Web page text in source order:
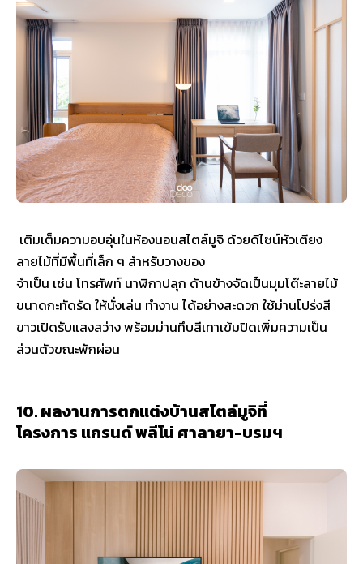
เติมเต็มความอบอุ่นในห้องนอนสไตล์มูจิ ด้วยดีไซน์หัวเตียง
ลายไม้ที่มีพื้นที่เล็ก ๆ สำหรับวางของ
จำเป็น เช่น โทรศัพท์ นาฬิกาปลุก ด้านข้างจัดเป็นมุมโต๊ะลายไม้
ขนาดกะทัดรัด ให้นั่งเล่น ทำงาน ได้อย่างสะดวก ใช้ม่านโปร่งสี
ขาวเปิดรับแสงสว่าง พร้อมม่านทึบสีเทาเข้มปิดเพิ่มความเป็น
ส่วนตัวขณะพักผ่อน
10. ผลงานการตกแต่งบ้านสไตล์มูจิที่
โครงการ แกรนด์ พลีโน่ ศาลายา-บรมฯ